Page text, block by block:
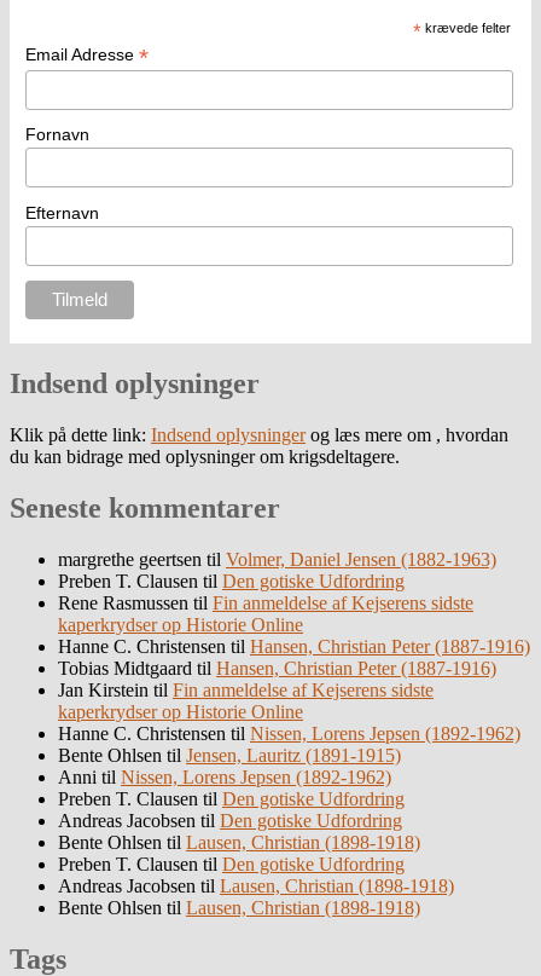
* krævede felter
Email Adresse *
Fornavn
Efternavn
Indsend oplysninger
Klik på dette link: Indsend oplysningerog læs mere om , hvordan
du kan bidrage med oplysninger om krigsdeltagere.
Seneste kommentarer
margrethe geertsen til Volmer, Daniel Jensen (1882-1963)
Preben T. Clausen til Den gotiske Udfordring
Rene Rasmussen til Fin anmeldelse af Kejserens sidste
kaperkrydser op Historie Online
Hanne C. Christensen til Hansen, Christian Peter (1887-1916)
Tobias Midtgaard til Hansen, Christian Peter (1887-1916)
Jan Kirstein til Fin anmeldelse af Kejserens sidste
kaperkrydser op Historie Online
Hanne C. Christensen til Nissen, Lorens Jepsen (1892-1962)
Bente Ohlsen til Jensen, Lauritz (1891-1915)
Anni til Nissen, Lorens Jepsen (1892-1962)
Preben T. Clausen til Den gotiske Udfordring
Andreas Jacobsen til Den gotiske Udfordring
Bente Ohlsen til Lausen, Christian (1898-1918)
Preben T. Clausen til Den gotiske Udfordring
Andreas Jacobsen til Lausen, Christian (1898-1918)
Bente Ohlsen til Lausen, Christian (1898-1918)
Tags